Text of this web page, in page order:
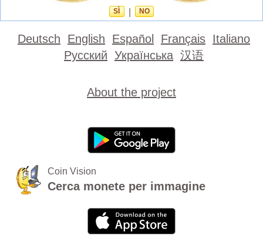
SÌ NO
Deutsch English Español Français Italiano
Русский Українська 汉语
About the project
Coin Vision
Cerca monete per immagine